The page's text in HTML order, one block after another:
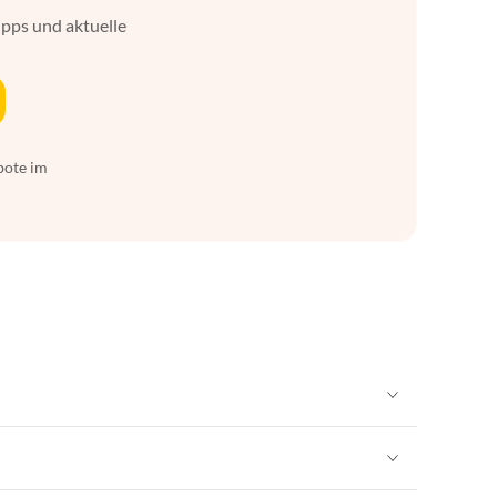
und aktuelle
im